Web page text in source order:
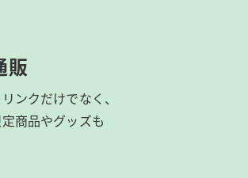
販
ンクだけでなく、
商品やグッズも